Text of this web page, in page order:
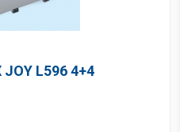
L596 4+4